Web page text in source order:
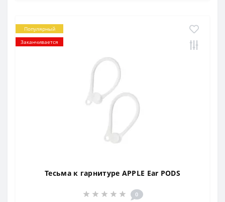
Популярный
Заканчивается
Тесьма к гарнитуре APPLE Ear PODS
0